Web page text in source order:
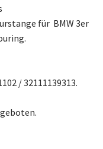
für BMW 3er
/ 32111139313.